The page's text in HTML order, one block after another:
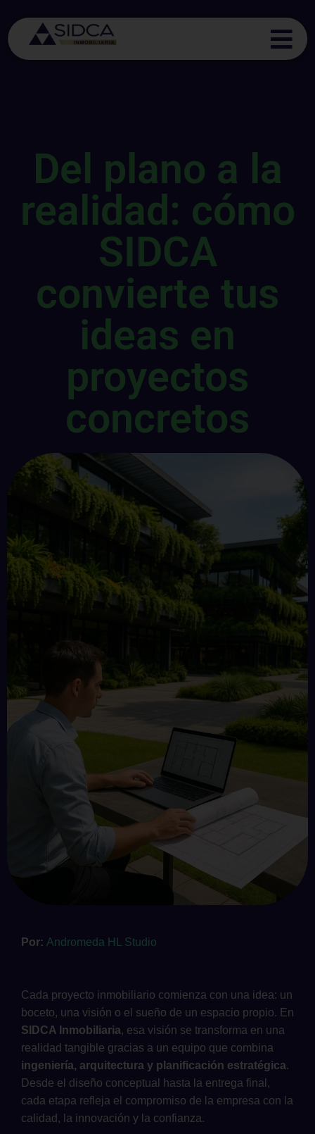
Del plano a la
realidad: cómo
SIDCA
convierte tus
ideas en
proyectos
concretos
Por: Andromeda HL Studio
Cada proyecto inmobiliario comienza con una idea: un
boceto, una visión o el sueño de un espacio propio. En
SIDCA Inmobiliaria, esa visión se transforma en una
realidad tangible gracias a un equipo que combina
ingeniería, arquitectura y planificación estratégica.
Desde el diseño conceptual hasta la entrega final,
cada etapa refleja el compromiso de la empresa con la
calidad, la innovación y la confianza.